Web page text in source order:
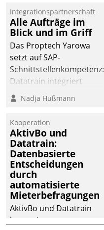
Integrationspartnerschaft
Alle Aufträge im
Blick und im Griff
Das Proptech Yarowa
setzt auf SAP-
Schnittstellenkompetenz:
Datatrain integriert
Yarowas Portal zur
Vergabe und Verwaltung
operativen
Instandhaltung in die
SAP-Systemlandschaft
deutscher
Wohnungsunternehmen
– und beschleunigt damit
den Weg vom
Mieteranliegen zum
Dienstleisterauftrag.
Nadja Hußmann
Kooperation
AktivBo und
Datatrain:
Datenbasierte
Entscheidungen
durch
automatisierte
Mieterbefragungen
AktivBo und Datatrain
kooperieren –